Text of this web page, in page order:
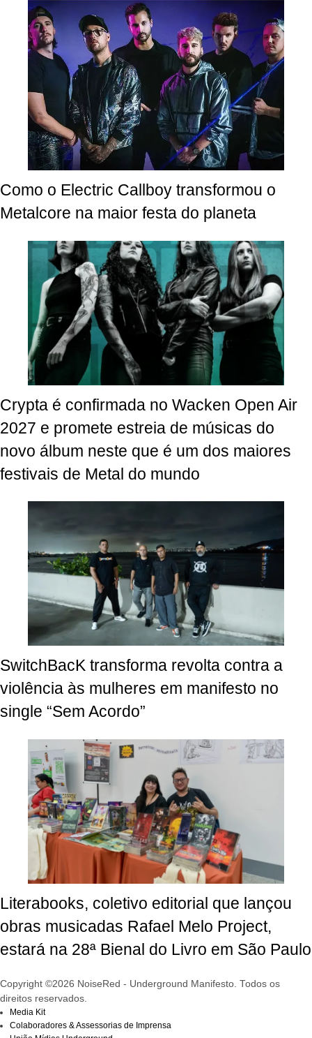
Como o Electric Callboy transformou o
Metalcore na maior festa do planeta
Crypta é confirmada no Wacken Open Air
2027 e promete estreia de músicas do
novo álbum neste que é um dos maiores
festivais de Metal do mundo
SwitchBacK transforma revolta contra a
violência às mulheres em manifesto no
single “Sem Acordo”
Literabooks, coletivo editorial que lançou
obras musicadas Rafael Melo Project,
estará na 28ª Bienal do Livro em São Paulo
Copyright ©2026 NoiseRed - Underground Manifesto. Todos os
direitos reservados.
Media Kit
Colaboradores & Assessorias de Imprensa